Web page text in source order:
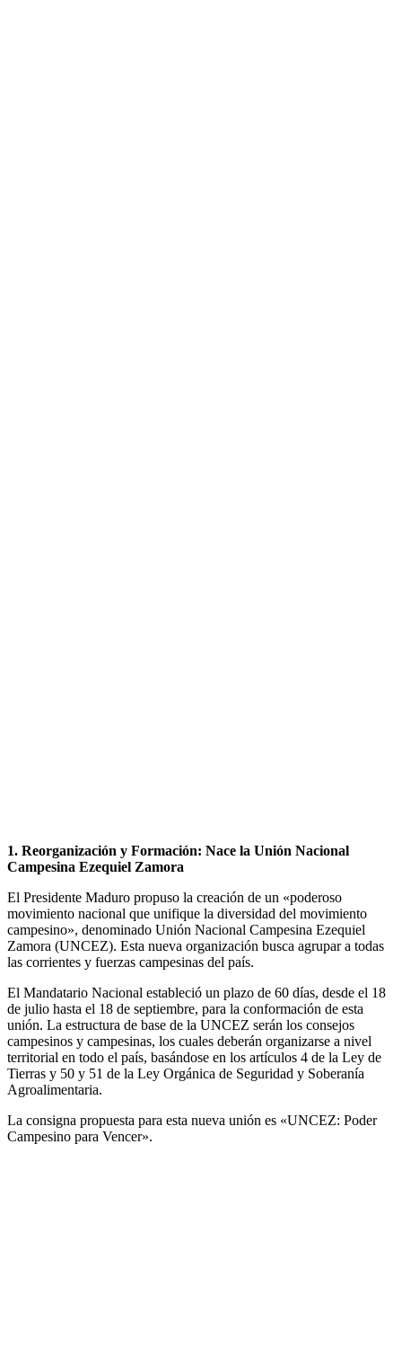
1. Reorganización y Formación: Nace la Unión Nacional
Campesina Ezequiel Zamora
El Presidente Maduro propuso la creación de un «poderoso
movimiento nacional que unifique la diversidad del movimiento
campesino», denominado Unión Nacional Campesina Ezequiel
Zamora (UNCEZ). Esta nueva organización busca agrupar a todas
las corrientes y fuerzas campesinas del país.
El Mandatario Nacional estableció un plazo de 60 días, desde el 18
de julio hasta el 18 de septiembre, para la conformación de esta
unión. La estructura de base de la UNCEZ serán los consejos
campesinos y campesinas, los cuales deberán organizarse a nivel
territorial en todo el país, basándose en los artículos 4 de la Ley de
Tierras y 50 y 51 de la Ley Orgánica de Seguridad y Soberanía
Agroalimentaria.
La consigna propuesta para esta nueva unión es «UNCEZ: Poder
Campesino para Vencer».